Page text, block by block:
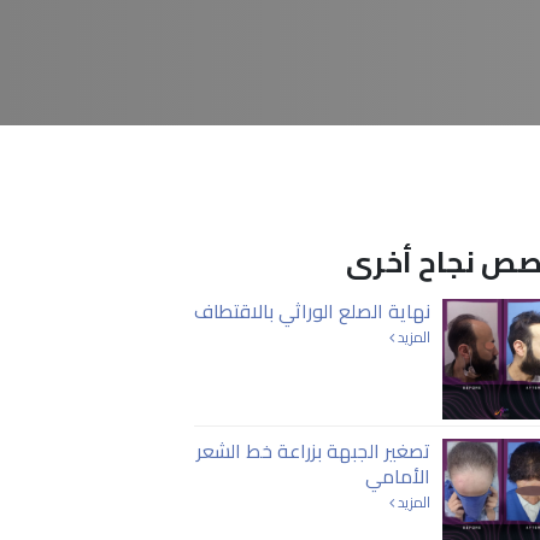
نجاح أخرى
نهاية الصلع الوراثي بالاقتطاف
المزيد
تصغير الجبهة بزراعة خط الشعر
الأمامي
المزيد